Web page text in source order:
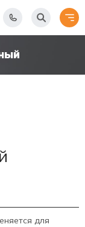
для